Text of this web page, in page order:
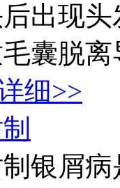
出现
囊脱
细>>
银屑